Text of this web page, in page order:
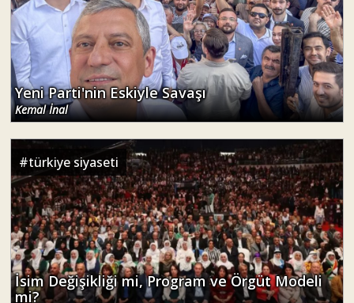
Yeni Parti'nin Eskiyle Savaşı
Kemal İnal
#türkiye siyaseti
İsim Değişikliği mi, Program ve Örgüt Modeli
mi?
Mert Yıldırım
#türkiye siyaseti